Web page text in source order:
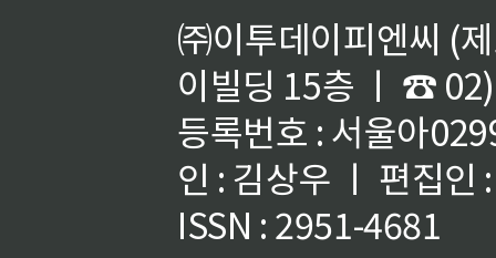
㈜이투데이피엔씨 (
이빌딩 15층 ㅣ ☎
등록번호 : 서울아
인 : 김상우 ㅣ 편집인
ISSN : 2951-4681